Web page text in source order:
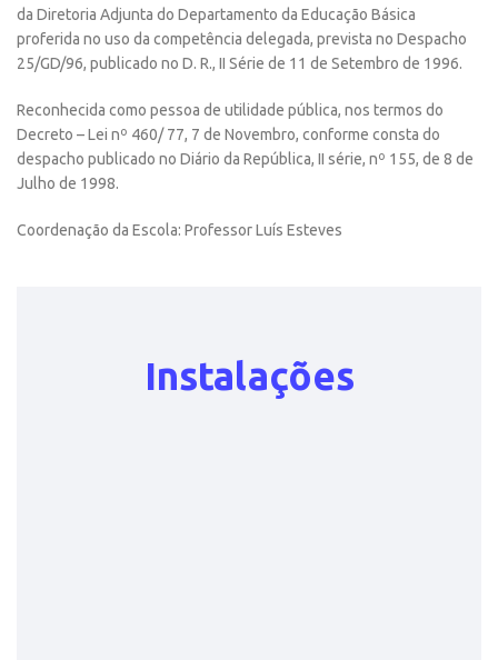
da Diretoria Adjunta do Departamento da Educação Básica
proferida no uso da competência delegada, prevista no Despacho
25/GD/96, publicado no D. R., II Série de 11 de Setembro de 1996.
Reconhecida como pessoa de utilidade pública, nos termos do
Decreto – Lei nº 460/ 77, 7 de Novembro, conforme consta do
despacho publicado no Diário da República, II série, nº 155, de 8 de
Julho de 1998.
Coordenação da Escola: Professor Luís Esteves
Instalações